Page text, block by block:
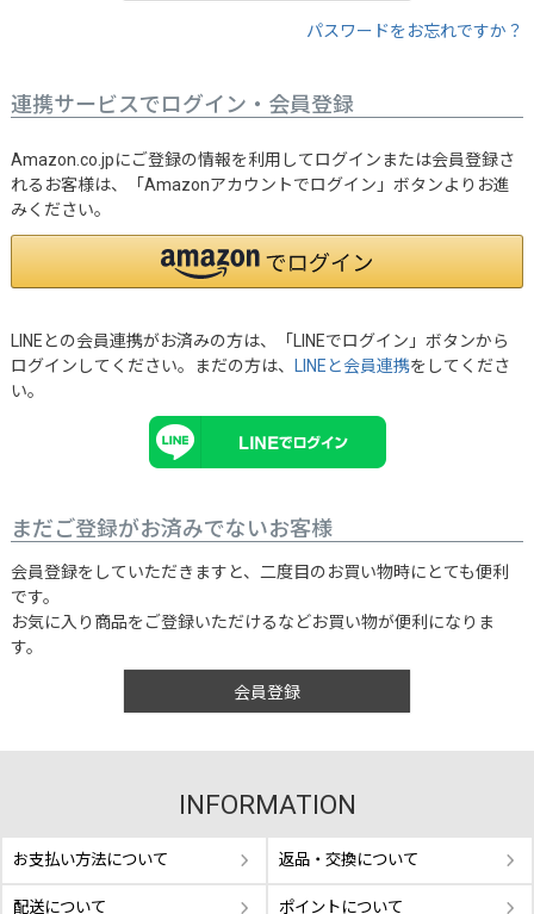
パスワードをお忘れですか？
連携サービスでログイン・会員登録
Amazon.co.jpにご登録の情報を利用してログインまたは会員登録さ
れるお客様は、「Amazonアカウントでログイン」ボタンよりお進
みください。
LINEとの会員連携がお済みの方は、「LINEでログイン」ボタンから
ログインしてください。まだの方は、
LINEと会員連携をしてくださ
い。
まだご登録がお済みでないお客様
会員登録をしていただきますと、二度目のお買い物時にとても便利
です。
お気に入り商品をご登録いただけるなどお買い物が便利になりま
す。
会員登録
INFORMATION
お支払い方法について 返品・交換について
配送について ポイントについて